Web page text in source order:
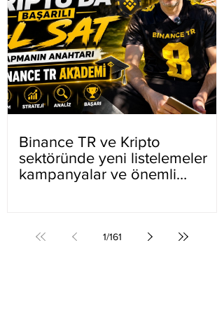
Binance TR ve Kripto
sektöründe yeni listelemeler
kampanyalar ve önemli
1/161